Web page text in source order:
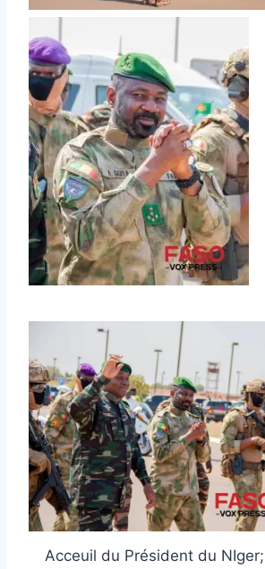
Acceuil du Président du